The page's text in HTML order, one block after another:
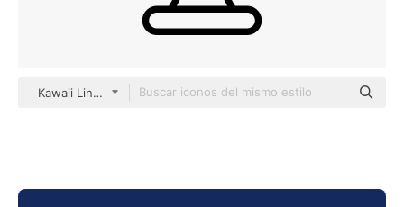
Kawaii Lineal